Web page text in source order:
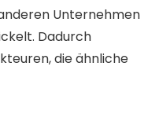
Unternehmen
Dadurch
die ähnliche